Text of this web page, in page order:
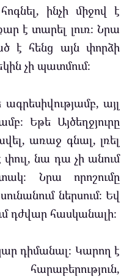
ինչի միջով է
է տարել լուռ։ Նրա
է հենց այն փորձի
չի պատմում։
այլ
Եթե Այծեղջյուրը
առաջ գնալ, լռել
նա դա չի անում
Նրա որոշումը
ներսում։ Եվ
դժվար հասկանալի։
դիմանալ։ Կարող է